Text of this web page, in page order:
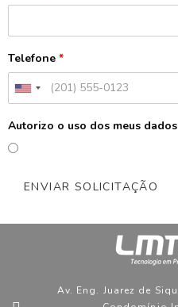
Telefone *
Autorizo o uso dos meus
Av. Eng. Juarez de